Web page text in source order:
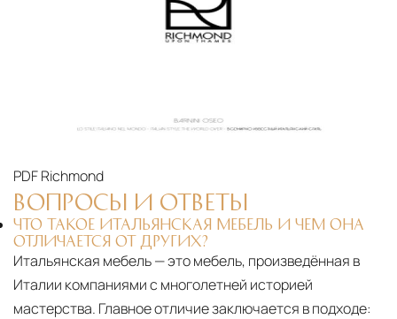
PDFRichmond
ВОПРОСЫ И ОТВЕТЫ
ЧТО ТАКОЕ ИТАЛЬЯНСКАЯ МЕБЕЛЬ И ЧЕМ ОНА
ОТЛИЧАЕТСЯ ОТ ДРУГИХ?
Итальянская мебель — это мебель, произведённая в
Италии компаниями с многолетней историей
мастерства. Главное отличие заключается в подходе: